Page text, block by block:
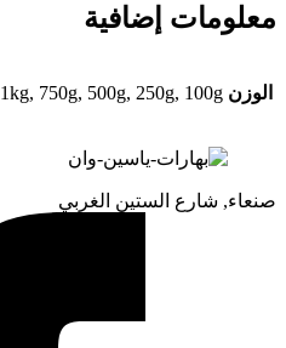
معلومات إضافية
الوزن 1kg, 750g, 500g, 250g, 100g
صنعاء, شارع الستين الغربي